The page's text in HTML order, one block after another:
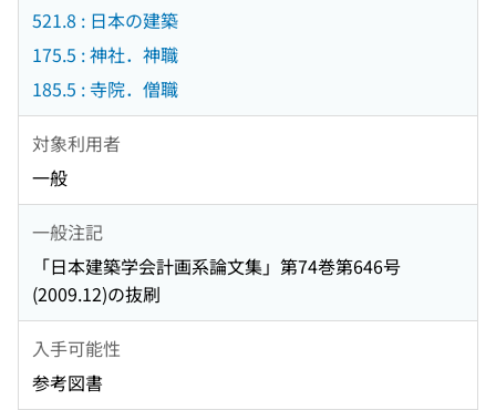
521.8 : 日本の建築
175.5 : 神社．神職
185.5 : 寺院．僧職
対象利用者
一般
一般注記
「日本建築学会計画系論文集」第74巻第646号
(2009.12)の抜刷
入手可能性
参考図書